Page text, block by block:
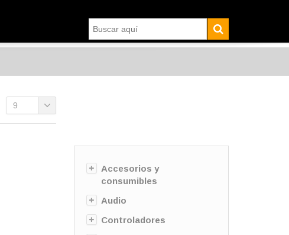
9
Accesorios y
consumibles
Audio
Controladores